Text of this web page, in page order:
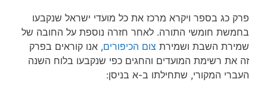
פרק כג בספר ויקרא מרכז את כל מועדי ישראל שנקבעו
בחמשת חומשי התורה. לאחר חזרה נוספת על החובה של
שמירת השבת ושמירת צום הכיפורים, אנו קוראים בפרק
זה את רשימת המועדים והחגים כפי שנקבעו בלוח השנה
העברי המקורי, שתחילתו ב-א בניסן: